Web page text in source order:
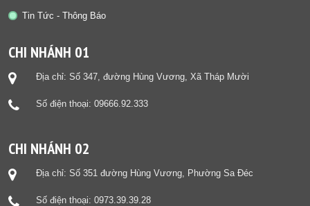
Tin Tức - Thông Báo
CHI NHÁNH 01
Địa chỉ: Số 347, đường Hùng Vương, Xã Tháp Mười
Số điện thoại: 09666.92.333
CHI NHÁNH 02
Địa chỉ: Số 351 đường Hùng Vương, Phường Sa Đéc
Số điện thoại: 0973.39.39.28